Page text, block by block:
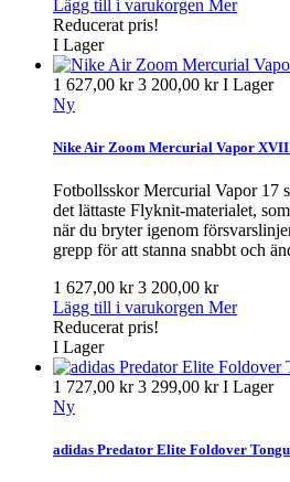
Lägg till i varukorgen Mer
Reducerat pris!
I Lager
1 627,00 kr3 200,00 krI Lager
Ny
Nike Air Zoom Mercurial Vapor
Fotbollsskor Mercurial Vapor 17
det lättaste Flyknit-materialet,
när du bryter igenom
grepp för att stanna snabbt och
1 627,00 kr3 200,00 kr
Lägg till i varukorgen Mer
Reducerat pris!
I Lager
1 727,00 kr3 299,00 krI Lager
Ny
adidas Predator Elite Foldover